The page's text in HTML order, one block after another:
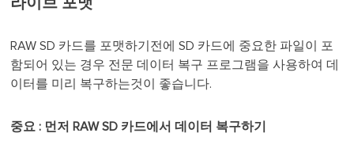
라이브 포맷
RAW SD 카드를 포맷하기전에 SD 카드에 중요한 파일이 포
함되어 있는 경우 전문 데이터 복구 프로그램을 사용하여 데
이터를 미리 복구하는것이 좋습니다.
중요 : 먼저 RAW SD 카드에서 데이터 복구하기